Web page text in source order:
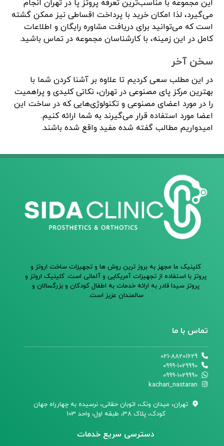
این مجموعه با مناسب‌ترین تعرفه پروتز پا در تهران انجام
می‌گیرد، لذا امکان خرید با پرداخت اقساطی نیز ممکن گشته
است که می‌توانید برای دریافت مشاوره رایگان و اطلاعات
کامل در این زمینه، با کارشناسان مجموعه در تماس باشید.
سخن آخر
در این مطلب سعی کردیم تا علاوه بر آشنا کردن شما با
بهترین مرکز پای مصنوعی در تهران، نکاتی کلیدی و پراهمیت
را در مورد اعضای مصنوعی و تکنولوژی‌هایی که در ساخت این
اعضا مورد استفاده قرار می‌گیرند به شما ارائه کنیم.
امیدواریم مطالب گفته شده مفید واقع شده باشند.
کلینیک ما مجهز به بروز ترین روش ها و تجهیزات ساخت اروتز و
پروتز با استفاده از تجهیزات آمریکایی و آلمانی است. کلینیک اروتز و
پروتز سیدا قادر به ارائه خدمات به اطفال کودکان و بزرگسالان و
سالمندان عزیز است.
تماس با ما
021-88201629
0999-1029990
0999-1029990
kachari_nastaran
تهران،‌ میدان ونک، اتوبان حقانی، نرسیده به چهارراه جهان
کودک، پلاک 38، طبقه اول، واحد 103
دسترسی سریع خدمات